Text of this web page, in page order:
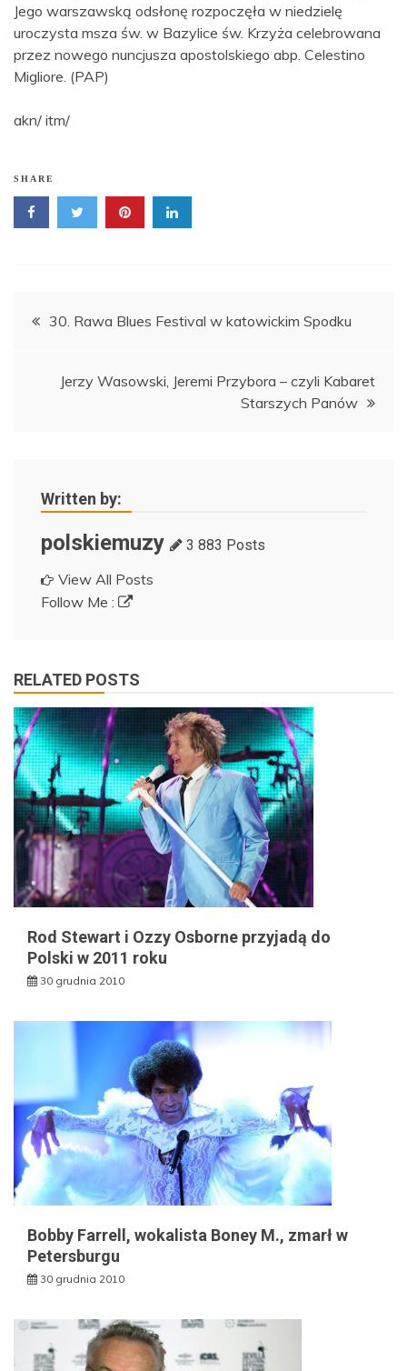
Jego warszawską odsłonę rozpoczęła w niedzielę
uroczysta msza św. w Bazylice św. Krzyża celebrowana
przez nowego nuncjusza apostolskiego abp. Celestino
Migliore. (PAP)
akn/ itm/
SHARE
Nawigacja
30. Rawa Blues Festival w katowickim Spodku
Jerzy Wasowski, Jeremi Przybora – czyli Kabaret
Starszych Panów
Written by:
polskiemuzy 3 883 Posts
View All Posts
Follow Me :
RELATED POSTS
Rod Stewart i Ozzy Osborne przyjadą do
Polski w 2011 roku
30 grudnia 2010
Bobby Farrell, wokalista Boney M., zmarł w
Petersburgu
30 grudnia 2010